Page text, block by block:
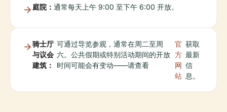
庭院： 通常每天上午 9:00 至下午 6:00 开放。
骑士厅
与议会
建筑：
可通过导览参观，通常在周二至周
六。公共假期或特别活动期间的开放
时间可能会有变动——请查看
官
方
网
站
获取
最新
信
息。